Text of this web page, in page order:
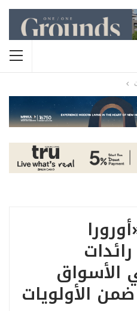
الأسواق
الأولويات